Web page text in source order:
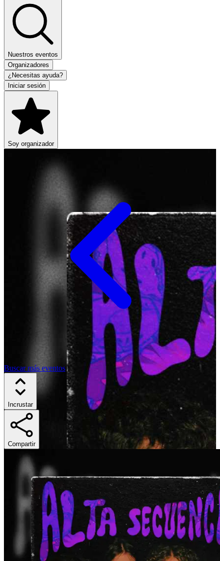
Nuestros eventos
Organizadores
¿Necesitas ayuda?
Iniciar sesión
Soy organizador
Buscar más eventos
Incrustar
Compartir